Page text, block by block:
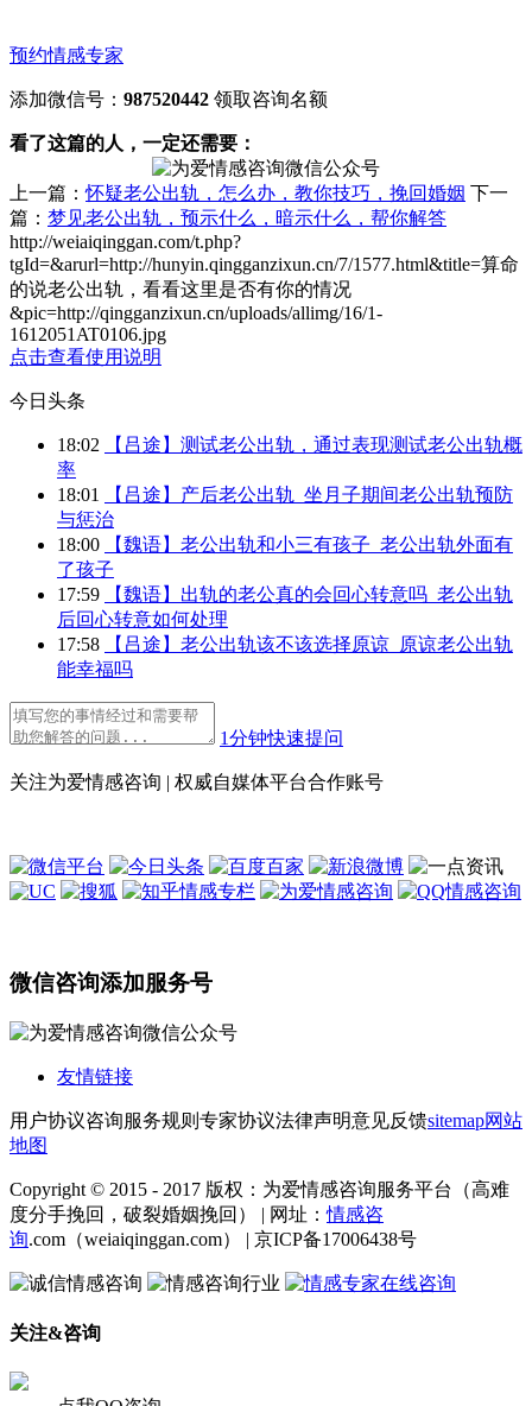
预约情感专家
添加微信号： 987520442 领取咨询名额
看了这篇的人，一定还需要：
上一篇：怀疑老公出轨，怎么办，教你技巧，挽回婚姻 下一
篇： 梦见老公出轨，预示什么，暗示什么，帮你解答
http://weiaiqinggan.com/t.php?
tgId=&arurl=http://hunyin.qingganzixun.cn/7/1577.html&title=算命
的说老公出轨，看看这里是否有你的情况
&pic=http://qingganzixun.cn/uploads/allimg/16/1-
1612051AT0106.jpg
点击查看使用说明
今日头条
18:02
【吕途】测试老公出轨，通过表现测试老公出轨概
率
18:01
【吕途】产后老公出轨_坐月子期间老公出轨预防
与惩治
18:00
【魏语】老公出轨和小三有孩子_老公出轨外面有
了孩子
17:59
【魏语】出轨的老公真的会回心转意吗_老公出轨
后回心转意如何处理
17:58
【吕途】老公出轨该不该选择原谅_原谅老公出轨
能幸福吗
1分钟快速提问
关注为爱情感咨询 | 权威自媒体平台合作账号
微信咨询添加服务号
友情链接
用户协议咨询服务规则 专家协议法律声明意见反馈sitemap网站
地图
Copyright © 2015 - 2017 版权：为爱情感咨询服务平台（高难
度分手挽回，破裂婚姻挽回） | 网址：情感咨
询.com（weiaiqinggan.com） | 京ICP备17006438号
关注&咨询